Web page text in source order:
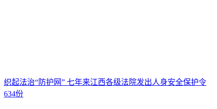
织起法治“防护网” 七年来江西各级法院发出人身安全保护令
634份